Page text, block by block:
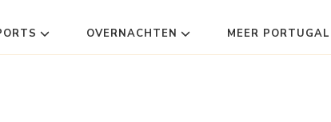
OVERNACHTEN MEER PORTUGAL